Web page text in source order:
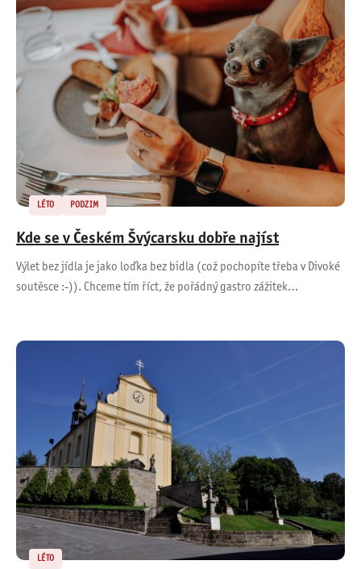
LÉTO PODZIM
Kde se v Českém Švýcarsku dobře najíst
Výlet bez jídla je jako loďka bez bidla (což pochopíte třeba v Divoké
soutěsce :-)). Chceme tím říct, že pořádný gastro zážitek…
LÉTO